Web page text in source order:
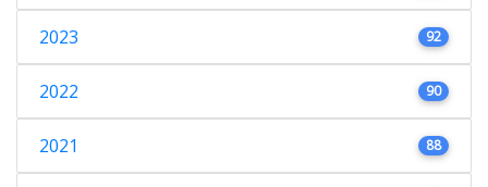
2023 92
2022 90
2021 88